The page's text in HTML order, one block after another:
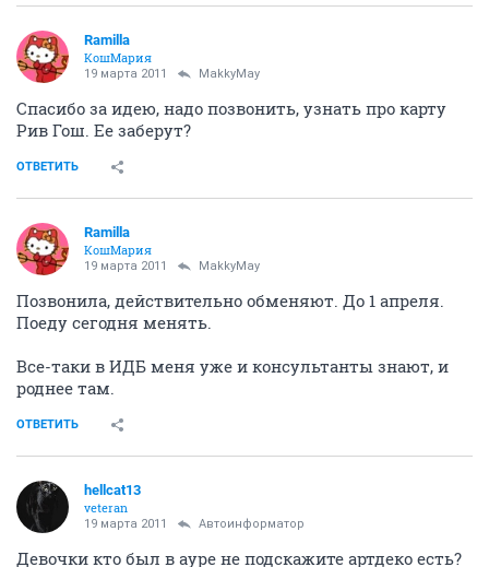
Ramilla
КошМария
19 марта 2011 MakkyMay
Спасибо за идею, надо позвонить, узнать про карту
Рив Гош. Ее заберут?
ОТВЕТИТЬ
Ramilla
КошМария
19 марта 2011 MakkyMay
Позвонила, действительно обменяют. До 1 апреля.
Поеду сегодня менять.
Все-таки в ИДБ меня уже и консультанты знают, и
роднее там.
ОТВЕТИТЬ
hellcat13
veteran
19 марта 2011 Автоинформатор
Девочки кто был в ауре не подскажите артдеко есть?